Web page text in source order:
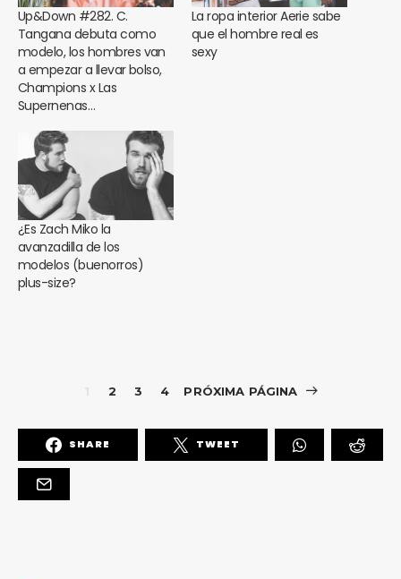
Up&Down #282. C.
Tangana debuta como
modelo, los hombres van
a empezar a llevar bolso,
Champions x Las
Supernenas…
La ropa interior Aerie sabe
que el hombre real es
sexy
¿Es Zach Miko la
avanzadilla de los
modelos (buenorros)
plus-size?
1 2 3 4 PRÓXIMA PÁGINA
SHARE TWEET